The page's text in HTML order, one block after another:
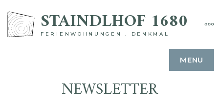
Skip
STAINDLHOF 1680
FERIENWOHNUNGEN . DENKMAL
MENU
NEWSLETTER